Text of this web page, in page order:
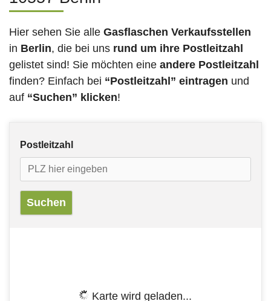
Hier sehen Sie alle Gasflaschen Verkaufsstellen
in Berlin, die bei uns rund um ihre Postleitzahl
gelistet sind! Sie möchten eine andere Postleitzahl
finden? Einfach bei “Postleitzahl” eintragen und
auf “Suchen” klicken!
Postleitzahl
Karte wird geladen...